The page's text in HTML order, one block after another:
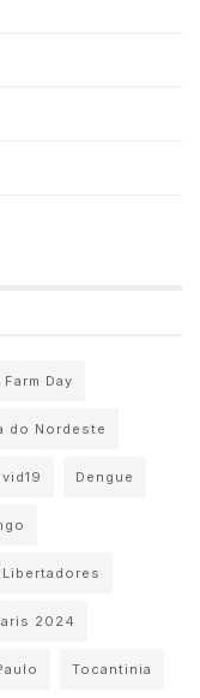
Farm Day
do Nordeste
Dengue
Libertadores
2024
Tocantinia